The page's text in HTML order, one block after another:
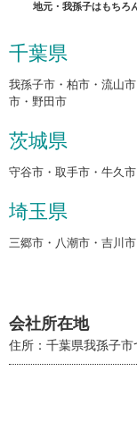
地元・我孫子はもちろ
千葉県
我孫子市・柏市・流山
市・野田市
茨城県
守谷市・取手市・牛久
埼玉県
三郷市・八潮市・吉川市
会社所在地
住所：千葉県我孫子